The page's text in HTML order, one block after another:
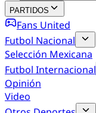
PARTIDOS
Fans United
Futbol Nacional
Selección Mexicana
Futbol Internacional
Opinión
Video